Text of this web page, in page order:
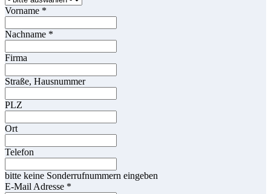
Vorname *
Nachname *
Firma
Straße, Hausnummer
PLZ
Ort
Telefon
bitte keine Sonderrufnummern eingeben
E-Mail Adresse *